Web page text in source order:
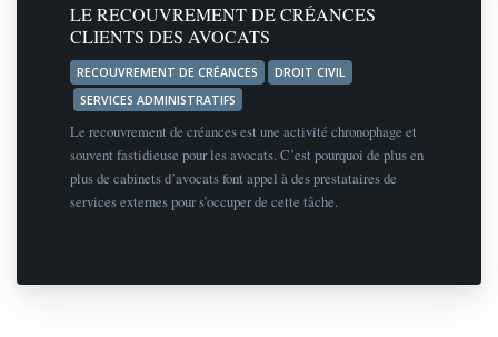
LE RECOUVREMENT DE CRÉANCES
CLIENTS DES AVOCATS
RECOUVREMENT DE CRÉANCES
DROIT CIVIL
SERVICES ADMINISTRATIFS
Le recouvrement de créances est une activité chronophage et
souvent fastidieuse pour les avocats. C’est pourquoi de plus en
plus de cabinets d’avocats font appel à des prestataires de
services externes pour s’occuper de cette tâche.